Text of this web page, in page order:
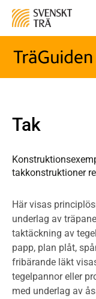
Tak
takkonstruktioner
Här visas
underlag av
taktäckning av
papp, plan plåt,
fribärande läkt
tegelpannor eller
med underlag av